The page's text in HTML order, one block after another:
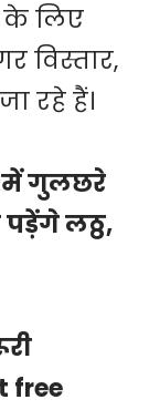
के लिए
विस्तार,
रहे हैं।
में गुलछरे
लठ्ठ,
free